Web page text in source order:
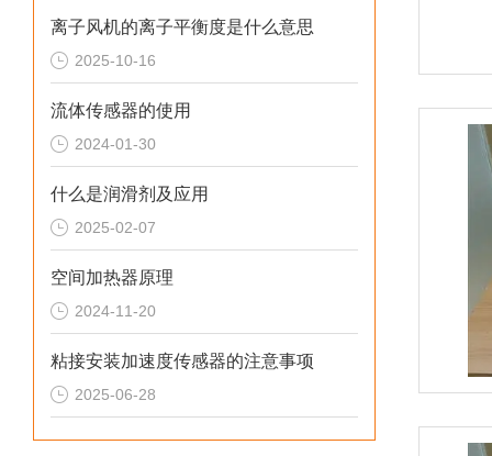
离子风机的离子平衡度是什么意思
2025-10-16
流体传感器的使用
2024-01-30
什么是润滑剂及应用
2025-02-07
空间加热器原理
2024-11-20
粘接安装加速度传感器的注意事项
2025-06-28